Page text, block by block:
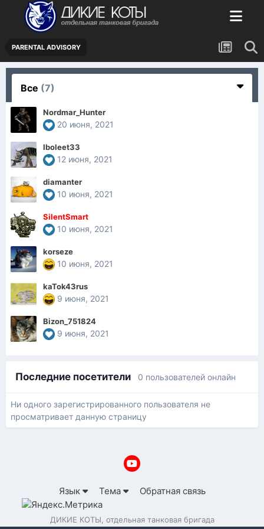
PARENTAL ADVISORY
Все (7)
Nordmar_Hunter
20 июня, 2021
Iboleet33
12 июня, 2021
diamanter
10 июня, 2021
SilentSmart
10 июня, 2021
korseze
10 июня, 2021
kaTok43rus
9 июня, 2021
Bizon_751824
9 июня, 2021
Последние посетители 0 пользователей онлайн
Ни одного зарегистрированного пользователя не
просматривает данную страницу
Язык Тема Обратная связь
ДИКИЕ КОТЫ, отдельная танковая бригада